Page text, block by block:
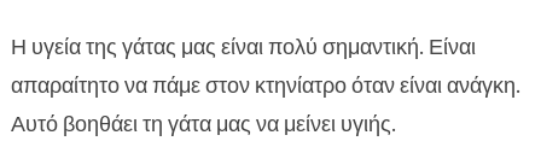
Η υγεία της γάτας μας είναι πολύ σημαντική. Είναι
απαραίτητο να πάμε στον κτηνίατρο όταν είναι ανάγκη.
Αυτό βοηθάει τη γάτα μας να μείνει υγιής.